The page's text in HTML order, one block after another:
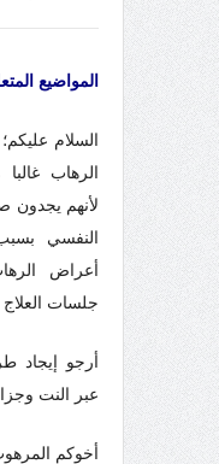
المواضيع
السلام عليكم؛
الرهاب
لأنهم يجدون
النفسي
أعراض
جلسات العلاج
أرجو إيجاد
عبر النت
أخوكم